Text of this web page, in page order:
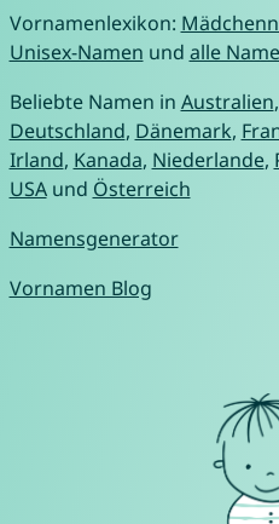
Vornamenlexikon:
Unisex-Namen und alle
Beliebte Namen in Australien,
Deutschland, Dänemark,
Irland, Kanada, Niederlande,
USAund Österreich
Namensgenerator
Vornamen Blog